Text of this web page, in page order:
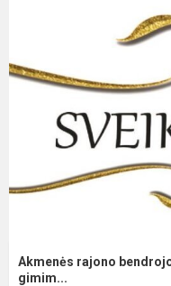
Akmenės rajono
gimim...